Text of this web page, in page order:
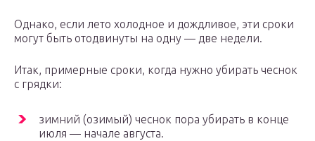
Однако, если лето холодное и дождливое, эти сроки
могут быть отодвинуты на одну — две недели.
Итак, примерные сроки, когда нужно убирать чеснок
с грядки:
зимний (озимый) чеснок пора убирать в конце
июля — начале августа.